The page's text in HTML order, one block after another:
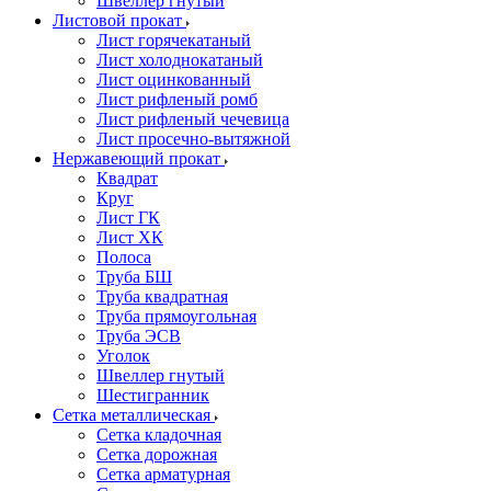
Листовой прокат
Лист горячекатаный
Лист холоднокатаный
Лист оцинкованный
Лист рифленый ромб
Лист рифленый чечевица
Лист просечно-вытяжной
Нержавеющий прокат
Квадрат
Круг
Лист ГК
Лист ХК
Полоса
Труба БШ
Труба квадратная
Труба прямоугольная
Труба ЭСВ
Уголок
Швеллер гнутый
Шестигранник
Сетка металлическая
Сетка кладочная
Сетка дорожная
Сетка арматурная